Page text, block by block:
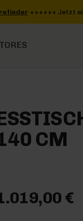
in deiner Nähe
CM
€